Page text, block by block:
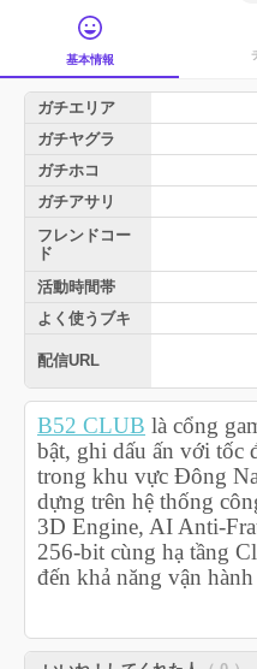
基本情報
ガチエリア
ガチヤグラ
ガチホコ
ガチアサリ
フレンドコー
ド
活動時間帯
よく使うブキ
配信URL
B52 CLUB là cổng
bật, ghi dấu ấn với tốc
trong khu vực Đông
dựng trên hệ thống
3D Engine, AI Anti-
256-bit cùng hạ tầng
đến khả năng vận